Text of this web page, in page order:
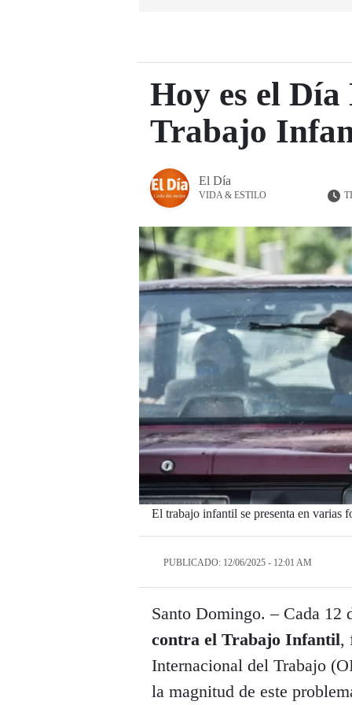
Hoy es el
Trabajo
El Día
VIDA & ESTILO
El trabajo infantil se presenta en varias
PUBLICADO: 12/06/2025 - 12:01 AM
Santo Domingo. – Cada 12
contra el Trabajo Infantil,
Internacional del Trabajo
la magnitud de este